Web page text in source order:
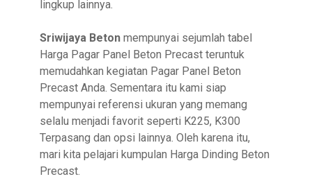
lingkup lainnya.
Sriwijaya Beton mempunyai sejumlah tabel
Harga Pagar Panel Beton Precast teruntuk
memudahkan kegiatan Pagar Panel Beton
Precast Anda. Sementara itu kami siap
mempunyai referensi ukuran yang memang
selalu menjadi favorit seperti K225, K300
Terpasang dan opsi lainnya. Oleh karena itu,
mari kita pelajari kumpulan Harga Dinding Beton
Precast.